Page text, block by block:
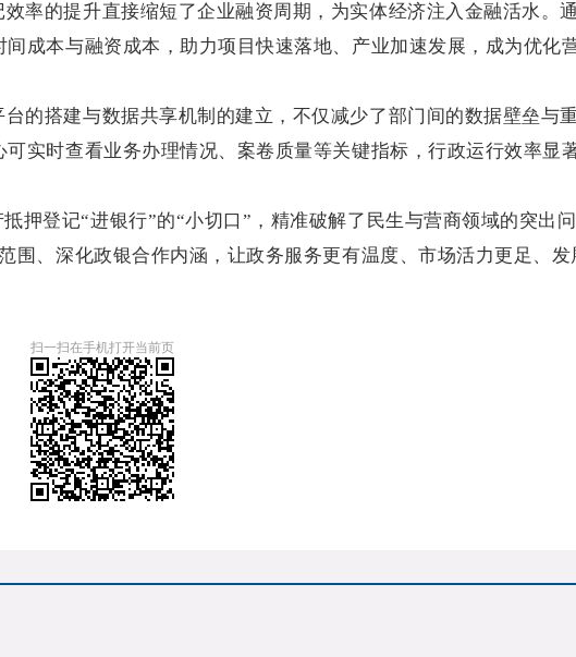
效率的提升直接缩短了企业融资周期，为实体经济注入金融活水。
成本与融资成本，助力项目快速落地、产业加速发展，成为优化
台的搭建与数据共享机制的建立，不仅减少了部门间的数据壁垒与
实时查看业务办理情况、案卷质量等关键指标，行政运行效率显
押登记“进银行”的“小切口”，精准破解了民生与营商领域的突出
、深化政银合作内涵，让政务服务更有温度、市场活力更足、发
扫一扫在手机打开当前页